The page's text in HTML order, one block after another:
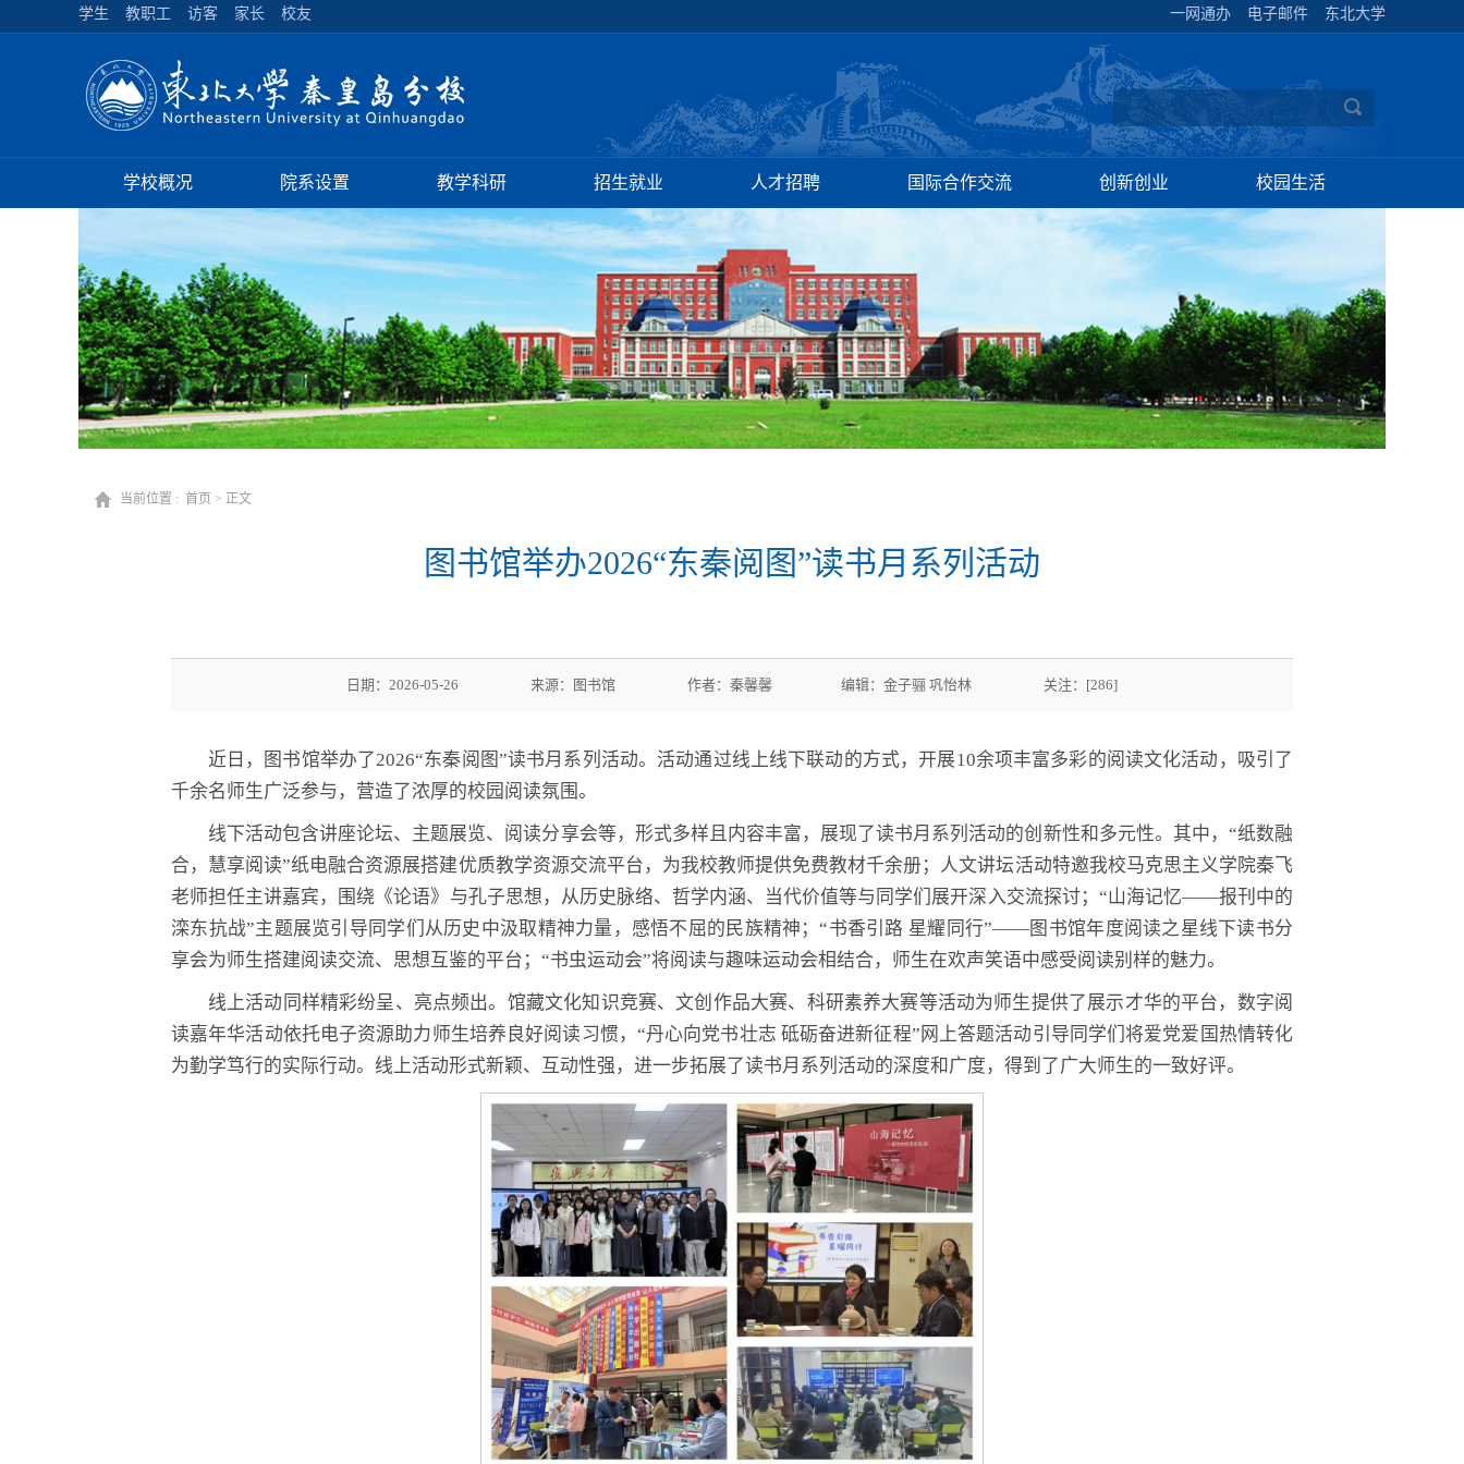
学生 教职工 访客 家长 校友 一网通办 电子邮件 东北大学
学校概况 院系设置 教学科研 招生就业 人才招聘 国际合作交流 创新创业 校园生活
当前位置 : 首页 > 正文
图书馆举办2026“东秦阅图”读书月系列活动
日期：2026-05-26 来源：图书馆 作者：秦馨馨 编辑：金子骊 巩怡林 关注：[286]
近日，图书馆举办了2026“东秦阅图”读书月系列活动。活动通过线上线下联动的方式，开展10余项丰富多彩的阅读文化活动，吸引了
千余名师生广泛参与，营造了浓厚的校园阅读氛围。
线下活动包含讲座论坛、主题展览、阅读分享会等，形式多样且内容丰富，展现了读书月系列活动的创新性和多元性。其中，“纸数融
合，慧享阅读”纸电融合资源展搭建优质教学资源交流平台，为我校教师提供免费教材千余册；人文讲坛活动特邀我校马克思主义学院秦飞
老师担任主讲嘉宾，围绕《论语》与孔子思想，从历史脉络、哲学内涵、当代价值等与同学们展开深入交流探讨；“山海记忆——报刊中的
滦东抗战”主题展览引导同学们从历史中汲取精神力量，感悟不屈的民族精神；“书香引路 星耀同行”——图书馆年度阅读之星线下读书分
享会为师生搭建阅读交流、思想互鉴的平台；“书虫运动会”将阅读与趣味运动会相结合，师生在欢声笑语中感受阅读别样的魅力。
线上活动同样精彩纷呈、亮点频出。馆藏文化知识竞赛、文创作品大赛、科研素养大赛等活动为师生提供了展示才华的平台，数字阅
读嘉年华活动依托电子资源助力师生培养良好阅读习惯，“丹心向党书壮志 砥砺奋进新征程”网上答题活动引导同学们将爱党爱国热情转化
为勤学笃行的实际行动。线上活动形式新颖、互动性强，进一步拓展了读书月系列活动的深度和广度，得到了广大师生的一致好评。